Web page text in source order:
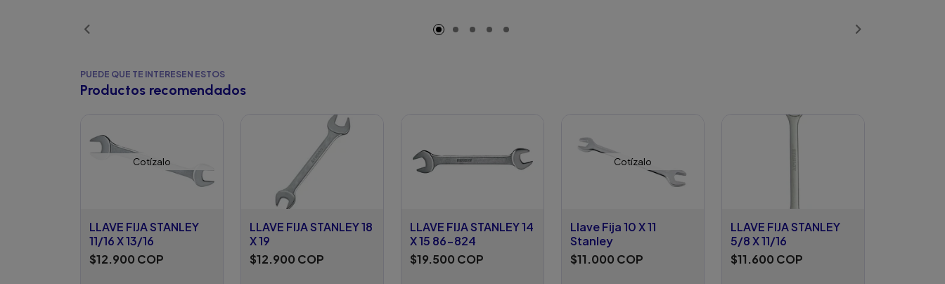
PUEDE QUE TE INTERESEN ESTOS
Productos recomendados
Cotízalo
LLAVE FIJA STANLEY
11/16 X 13/16
$12.900 COP
LLAVE FIJA STANLEY 18
X 19
$12.900 COP
LLAVE FIJA STANLEY 14
X 15 86-824
$19.500 COP
Cotízalo
Llave Fija 10 X 11
Stanley
$11.000 COP
LLAVE FIJA STANLEY
5/8 X 11/16
$11.600 COP